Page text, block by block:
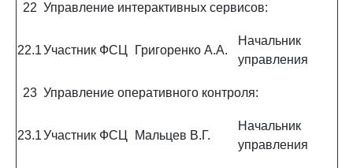
22 Управление интерактивных сервисов:
22.1Участник ФСЦ Григоренко А.А.
Начальник
управления
23 Управление оперативного контроля:
23.1Участник ФСЦ Мальцев В.Г.
Начальник
управления